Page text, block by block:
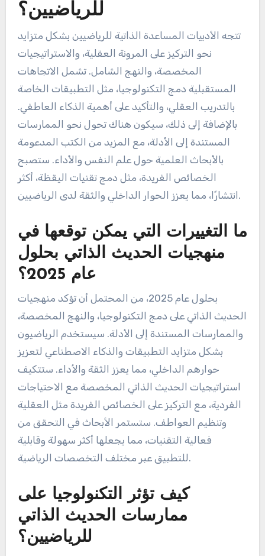
للرياضيين؟
تتجه الأدبيات المساعدة الذاتية للرياضيين بشكل متزايد
نحو التركيز على المرونة العقلية، والاستراتيجيات
المخصصة، والنهج الشامل. تشمل الاتجاهات
المستقبلية دمج التكنولوجيا، مثل التطبيقات الخاصة
بالتدريب العقلي، والتأكيد على أهمية الذكاء العاطفي.
بالإضافة إلى ذلك، سيكون هناك تحول نحو الممارسات
المستندة إلى الأدلة، مع المزيد من الكتب المدعومة
بالأبحاث العلمية حول علم النفس والأداء. ستصبح
الخصائص الفريدة، مثل دمج تقنيات اليقظة، أكثر
انتشارًا، مما يعزز الحوار الداخلي والثقة لدى الرياضيين.
ما التغييرات التي يمكن توقعها في
منهجيات الحديث الذاتي بحلول
عام 2025؟
بحلول عام 2025، من المحتمل أن تؤكد منهجيات
الحديث الذاتي على دمج التكنولوجيا، والنهج المخصصة،
والممارسات المستندة إلى الأدلة. سيستخدم الرياضيون
بشكل متزايد التطبيقات والذكاء الاصطناعي لتعزيز
حوارهم الداخلي، مما يعزز الثقة والأداء. ستتكيف
استراتيجيات الحديث الذاتي المخصصة مع الاحتياجات
الفردية، مع التركيز على الخصائص الفريدة مثل العقلية
وتنظيم العواطف. ستستمر الأبحاث في التحقق من
فعالية التقنيات، مما يجعلها أكثر سهولة وقابلية
للتطبيق عبر مختلف التخصصات الرياضية.
كيف تؤثر التكنولوجيا على
ممارسات الحديث الذاتي
للرياضيين؟